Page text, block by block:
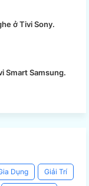
ở Tivi Sony.
Smart Samsung.
Dụng Giải Trí